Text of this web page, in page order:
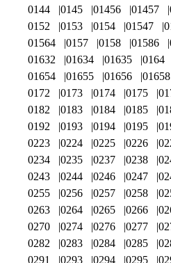
0144
0145 01456 01457
0152
0153 0154 01547
01564
0157 0158 01586
01632
01634 01635 0164
01654
01655 01656 01658
0172
0173 0174 0175
0182
0183 0184 0185
0192
0193 0194 0195
0223
0224 0225 0226
0234
0235 0237 0238
0243
0244 0246 0247
0255
0256 0257 0258
0263
0264 0265 0266
0270
0274 0276 0277
0282
0283 0284 0285
0291
0293 0294 0295